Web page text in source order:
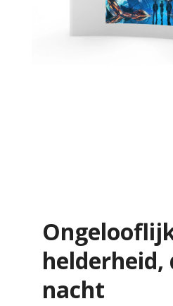
helderheid,
nacht